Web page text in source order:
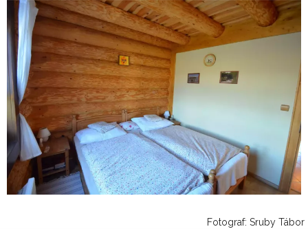
Fotograf: Sruby Tábor